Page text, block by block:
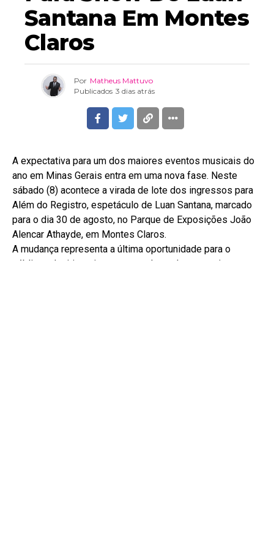
Santana Em Montes
Claros
Por Matheus Mattuvo
Publicados 3 dias atrás
A expectativa para um dos maiores eventos musicais do
ano em Minas Gerais entra em uma nova fase. Neste
sábado (8) acontece a virada de lote dos ingressos para
Além do Registro, espetáculo de Luan Santana, marcado
para o dia 30 de agosto, no Parque de Exposições João
Alencar Athayde, em Montes Claros.
A mudança representa a última oportunidade para o
público adquirir os ingressos pelos valores atuais antes